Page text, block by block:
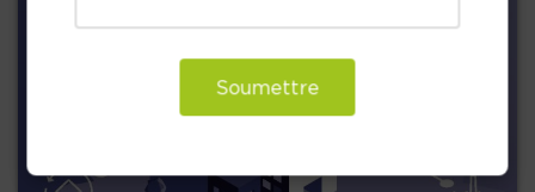
Précédent
Soumettre